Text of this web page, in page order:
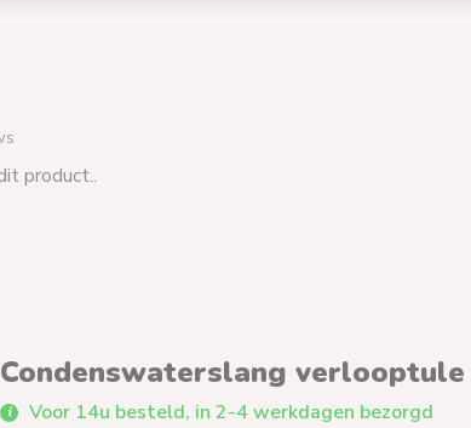
product..
Condenswaterslang verlooptule
Voor 14u besteld, in 2-4 werkdagen bezorgd